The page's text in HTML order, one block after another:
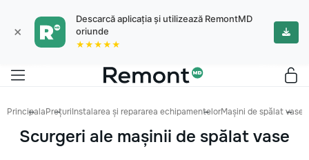
×
Descarcă aplicația și utilizează RemontMD
oriunde
★★★★★
PrincipalaPrețuriInstalarea și repararea echipamentelorMașini de spălat vase
Scurgeri ale mașinii de spălat vase